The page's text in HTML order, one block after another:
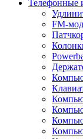
Телефонные
FM-